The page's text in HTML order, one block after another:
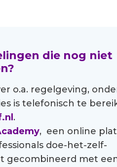
die nog niet
o.a. regelgeving,
is telefonisch te
.
, een online
doe-het-zelf-
gecombineerd met